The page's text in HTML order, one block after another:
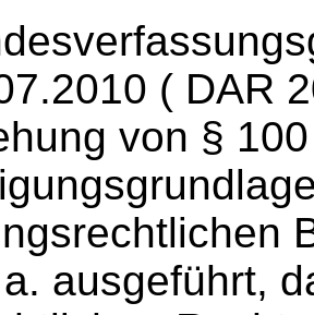
( DAR
von §
ausgeführt,